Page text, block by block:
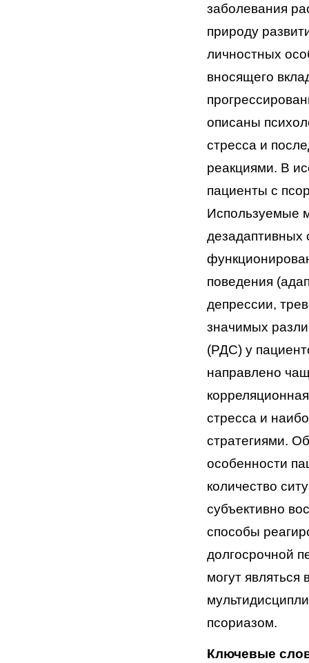
заболевания
природу
личностных
вносящего
описаны
стресса и
реакциями. В
пациенты с
Используемые
дезадаптивных
поведения
депрессии,
значимых
(РДС) у
направлено
стресса и
стратегиями.
особенности
количество
субъективно
способы
долгосрочной
могут
псориазом.
Ключевые